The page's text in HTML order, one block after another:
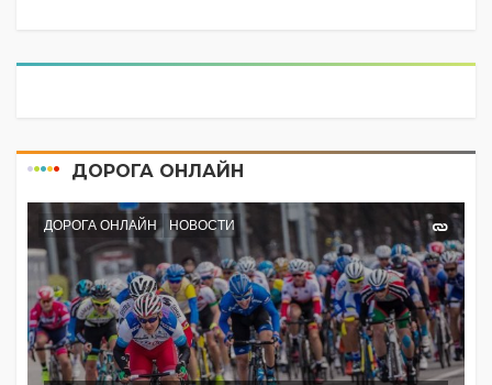
ДОРОГА ОНЛАЙН
ДОРОГА ОНЛАЙН НОВОСТИ